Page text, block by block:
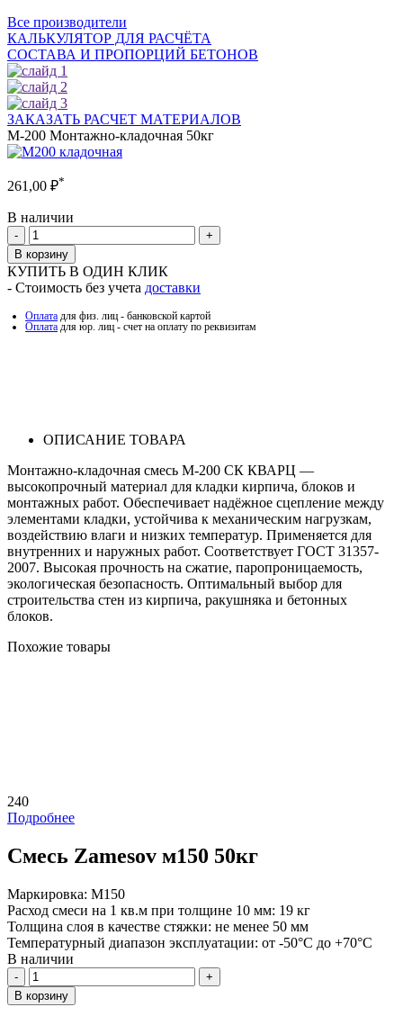
Все производители
КАЛЬКУЛЯТОР ДЛЯ РАСЧЁТА
СОСТАВА И ПРОПОРЦИЙ БЕТОНОВ
ЗАКАЗАТЬ РАСЧЕТ МАТЕРИАЛОВ
М-200 Монтажно-кладочная 50кг
261,00 ₽*
В наличии
Количество
В корзину
КУПИТЬ В ОДИН КЛИК
- Стоимость без учета доставки
Оплата для физ. лиц - банковской картой
Оплата для юр. лиц - счет на оплату по реквизитам
ОПИСАНИЕ ТОВАРА
Монтажно-кладочная смесь М-200 СК КВАРЦ —
высокопрочный материал для кладки кирпича, блоков и
монтажных работ. Обеспечивает надёжное сцепление между
элементами кладки, устойчива к механическим нагрузкам,
воздействию влаги и низких температур. Применяется для
внутренних и наружных работ. Соответствует ГОСТ 31357-
2007. Высокая прочность на сжатие, паропроницаемость,
экологическая безопасность. Оптимальный выбор для
строительства стен из кирпича, ракушняка и бетонных
блоков.
Похожие товары
240
Подробнее
Смесь Zamesov м150 50кг
Маркировка: М150
Расход смеси на 1 кв.м при толщине 10 мм: 19 кг
Толщина слоя в качестве стяжки: не менее 50 мм
Температурный диапазон эксплуатации: от -50°C до +70°C
В наличии
Количество
В корзину